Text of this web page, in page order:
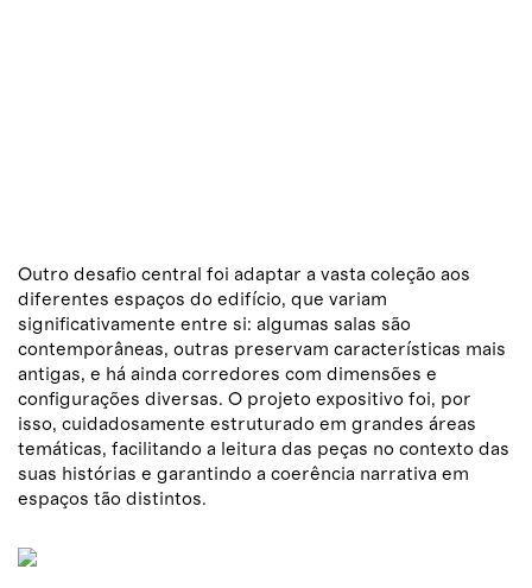
Outro desafio central foi adaptar a vasta coleção aos
diferentes espaços do edifício, que variam
significativamente entre si: algumas salas são
contemporâneas, outras preservam características mais
antigas, e há ainda corredores com dimensões e
configurações diversas. O projeto expositivo foi, por
isso, cuidadosamente estruturado em grandes áreas
temáticas, facilitando a leitura das peças no contexto das
suas histórias e garantindo a coerência narrativa em
espaços tão distintos.